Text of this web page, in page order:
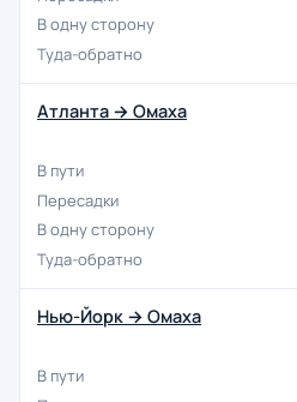
Атланта → Омаха
Нью-Йорк → Омаха